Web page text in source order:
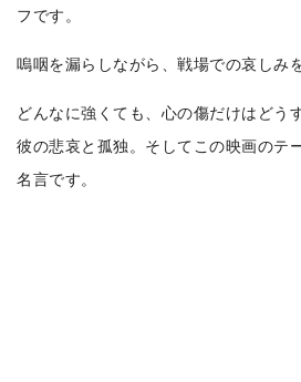
フです。
嗚咽を漏らしながら、戦場での哀しみ
どんなに強くても、心の傷だけはどう
彼の悲哀と孤独。そしてこの映画のテ
名言です。